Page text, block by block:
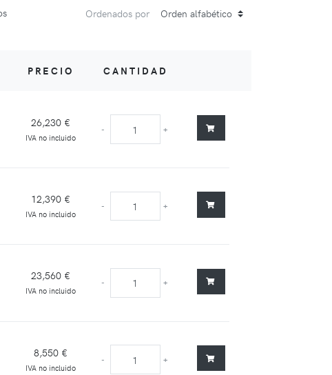
Ordenados por
PRECIO CANTIDAD
26,230 €
IVA no incluido
- +
12,390 €
IVA no incluido
- +
23,560 €
IVA no incluido
- +
8,550 €
IVA no incluido
- +